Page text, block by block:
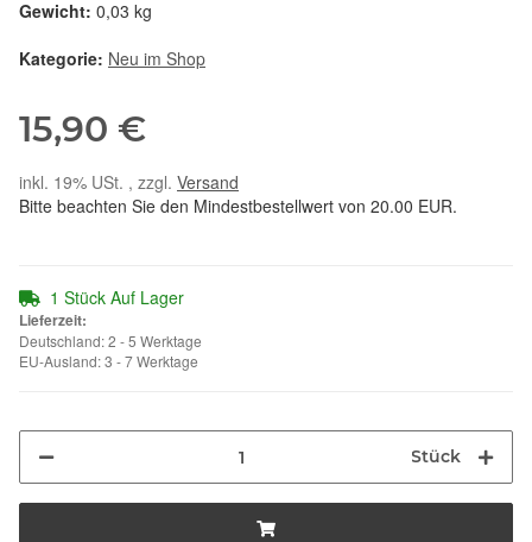
Gewicht: 0,03 kg
Kategorie: Neu im Shop
15,90 €
inkl. 19% USt. , zzgl. Versand
Bitte beachten Sie den Mindestbestellwert von 20.00 EUR.
1 Stück Auf Lager
Lieferzeit:
Deutschland: 2 - 5 Werktage
EU-Ausland: 3 - 7 Werktage
Stück